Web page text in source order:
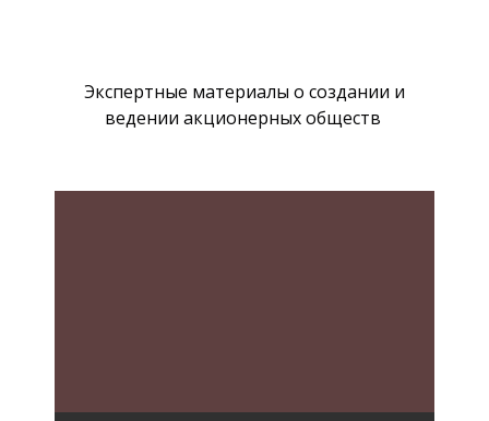
Экспертные материалы о создании и
ведении акционерных обществ